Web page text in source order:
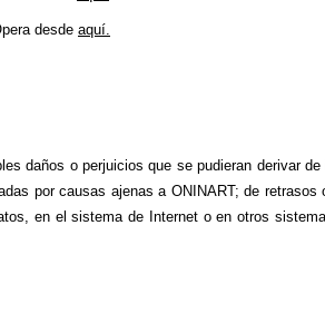
desde aquí.
daños o perjuicios que se pudieran derivar
por causas ajenas a ONINART; de
en el sistema de Internet o en otros